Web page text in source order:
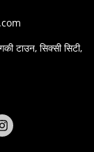
टाउन, सिक्सी सिटी,